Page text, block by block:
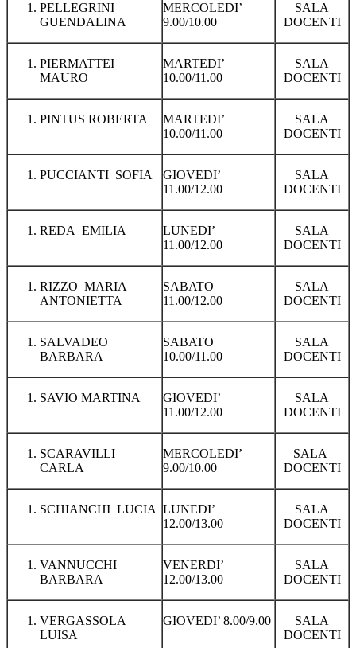
PELLEGRINI
GUENDALINA
MERCOLEDI’
9.00/10.00
SALA
DOCENTI
PIERMATTEI
MAURO
MARTEDI’
10.00/11.00
SALA
DOCENTI
PINTUS ROBERTA
MARTEDI’
10.00/11.00
SALA
DOCENTI
PUCCIANTI SOFIA
GIOVEDI’
11.00/12.00
SALA
DOCENTI
REDA EMILIA
LUNEDI’
11.00/12.00
SALA
DOCENTI
RIZZO MARIA
ANTONIETTA
SABATO
11.00/12.00
SALA
DOCENTI
SALVADEO
BARBARA
SABATO
10.00/11.00
SALA
DOCENTI
SAVIO MARTINA
GIOVEDI’
11.00/12.00
SALA
DOCENTI
SCARAVILLI
CARLA
MERCOLEDI’
9.00/10.00
SALA
DOCENTI
SCHIANCHI LUCIA LUNEDI’
12.00/13.00
SALA
DOCENTI
VANNUCCHI
BARBARA
VENERDI’
12.00/13.00
SALA
DOCENTI
VERGASSOLA
LUISA
GIOVEDI’ 8.00/9.00
SALA
DOCENTI